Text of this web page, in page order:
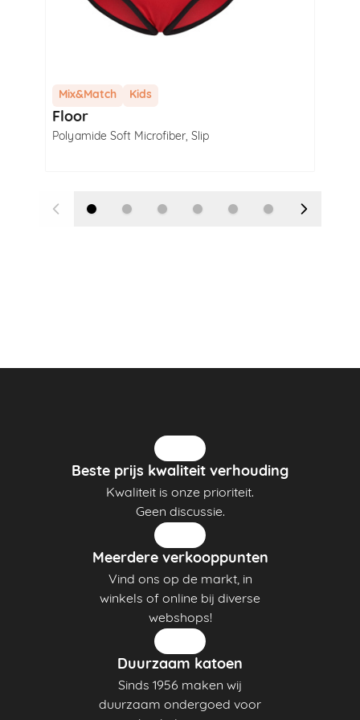
Mix&Match Kids
Floor
Polyamide Soft Microfiber, Slip
Beste prijs kwaliteit verhouding
Kwaliteit is onze prioriteit.
Geen discussie.
Meerdere verkooppunten
Vind ons op de markt, in
winkels of online bij diverse
webshops!
Duurzaam katoen
Sinds 1956 maken wij
duurzaam ondergoed voor